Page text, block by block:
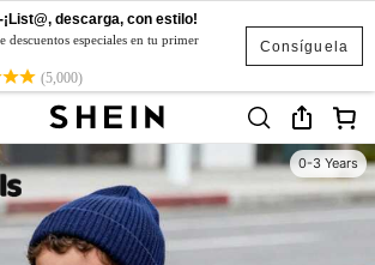
Consíguela
¡List@, descarga, con estilo!
descuentos especiales en tu primer
(5,000)
0-3 Years